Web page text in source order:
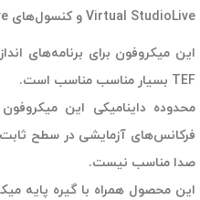
Virtual StudioLive و کنسول‌های StudioLive ارائه می‌دهد.
TEF بسیار مناسب مناسب است.
محدوده داینامیکی این
فرکانس‌های آزمایشی در سطح
صدا مناسب نیست.
این محصول همراه با گیره پایه